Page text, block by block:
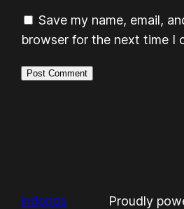
Save my name, email,
browser for the next time I
indopos Proudly